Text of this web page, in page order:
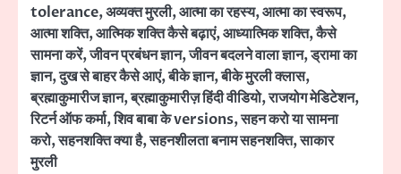
tolerance,अव्यक्त मुरली,आत्मा का रहस्य,आत्मा का स्वरूप,
आत्मा शक्ति,आत्मिक शक्ति कैसे बढ़ाएं,आध्यात्मिक शक्ति,कैसे
सामना करें,जीवन प्रबंधन ज्ञान,जीवन बदलने वाला ज्ञान,ड्रामा का
ज्ञान,दुख से बाहर कैसे आएं,बीके ज्ञान,बीके मुरली क्लास,
ब्रह्माकुमारीज ज्ञान,ब्रह्माकुमारीज़ हिंदी वीडियो,राजयोग मेडिटेशन,
रिटर्न ऑफ कर्मा,शिव बाबा के versions,सहन करो या सामना
करो,सहनशक्ति क्या है,सहनशीलता बनाम सहनशक्ति,साकार
मुरली